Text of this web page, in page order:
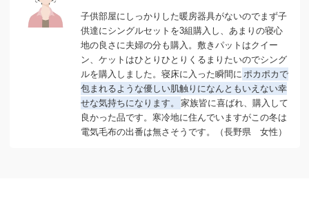
子供部屋にしっかりした暖房器具がないのでまず子
供達にシングルセットを3組購入し、あまりの寝心
地の良さに夫婦の分も購入。敷きパットはクイー
ン、ケットはひとりひとりくるまりたいのでシング
ルを購入しました。寝床に入った瞬間に ポカポカで
包まれるような優しい肌触りになんともいえない幸
せな気持ちになります。
家族皆に喜ばれ、購入して
良かった品です。寒冷地に住んでいますがこの冬は
電気毛布の出番は無さそうです。（長野県 女性）